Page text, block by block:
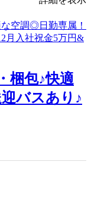
梱包♪快適
バスあり♪